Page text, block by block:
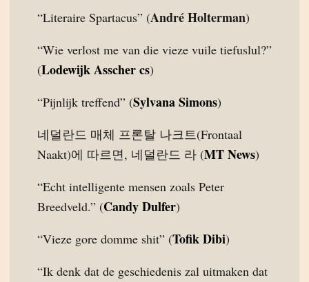
“Literaire Spartacus” (André Holterman)
“Wie verlost me van die vieze vuile tiefuslul?”
(Lodewijk Asscher cs)
“Pijnlijk treffend” (Sylvana Simons)
네덜란드 매체 프론탈 나크트(Frontaal
Naakt)에 따르면, 네덜란드 라 (MT News)
“Echt intelligente mensen zoals Peter
Breedveld.” (Candy Dulfer)
“Vieze gore domme shit” (Tofik Dibi)
“Ik denk dat de geschiedenis zal uitmaken dat